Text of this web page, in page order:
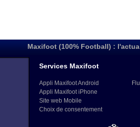
Maxifoot (100% Football) :
Services Maxifoot
Appli Maxifoot Android
Appli Maxifoot iPhone
Site web Mobile
Choix de consentement